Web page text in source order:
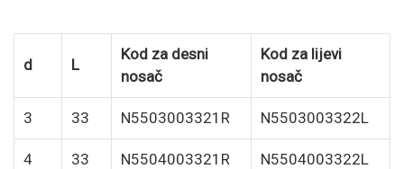
d L
Kod za desni
nosač
Kod za lijevi
nosač
3 33 N5503003321R N5503003322L
4 33 N5504003321R N5504003322L